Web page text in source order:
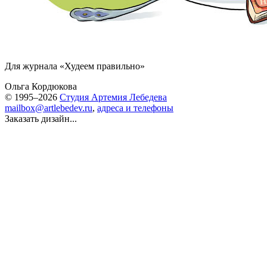
Для журнала «Худеем правильно»
Ольга Кордюкова
© 1995–2026 Студия Артемия Лебедева
mailbox@artlebedev.ru, адреса и телефоны
Заказать дизайн...